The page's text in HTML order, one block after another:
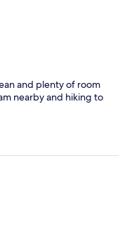
and plenty of room
nearby and hiking to